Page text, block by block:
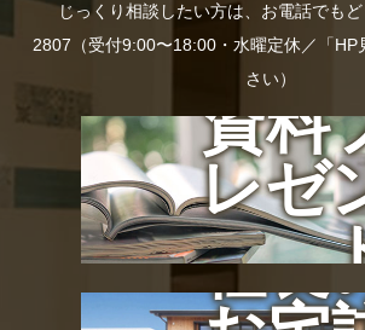
じっくり相談したい方は、お電話でも
2807（受付9:00〜18:00・水曜定休／「HP
さい）
資料
レゼ
社長